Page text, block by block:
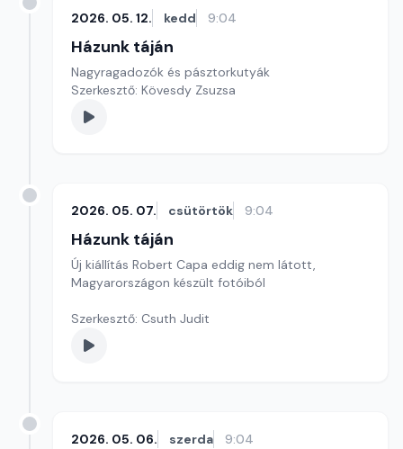
2026. 05. 12. kedd 9:04
Házunk táján
Nagyragadozók és pásztorkutyák
Szerkesztő: Kövesdy Zsuzsa
2026. 05. 07. csütörtök 9:04
Házunk táján
Új kiállítás Robert Capa eddig nem látott,
Magyarországon készült fotóiból
Szerkesztő: Csuth Judit
2026. 05. 06. szerda 9:04